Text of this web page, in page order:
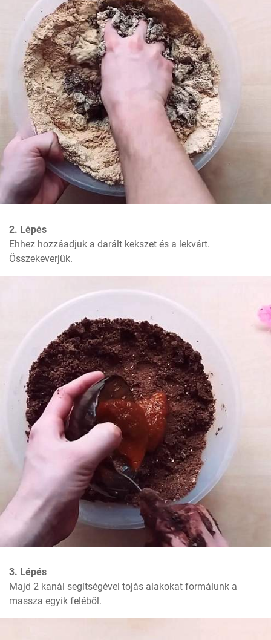
2. Lépés
Ehhez hozzáadjuk a darált kekszet és a lekvárt.
Összekeverjük.
3. Lépés
Majd 2 kanál segítségével tojás alakokat formálunk a
massza egyik feléből.